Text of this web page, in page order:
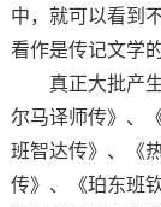
中，就可以看到
看作是传记文学
真正大批产生
尔马译师传》、
班智达传》、《
传》、《珀东班